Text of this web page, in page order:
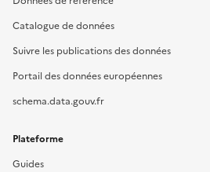
Catalogue de données
Suivre les publications des données
Portail des données européennes
schema.data.gouv.fr
Plateforme
Guides